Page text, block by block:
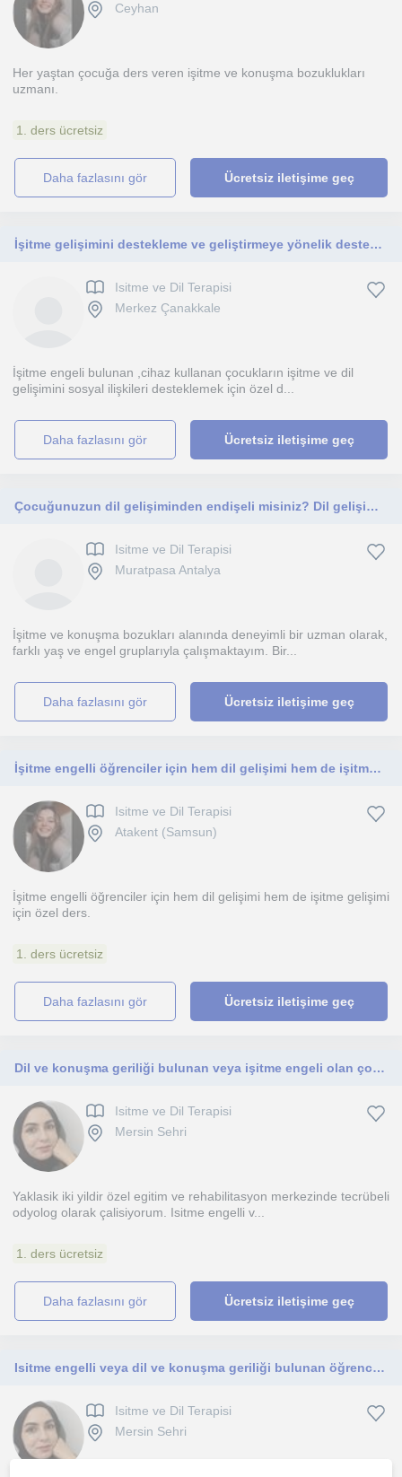
Ceyhan
Her yaştan çocuğa ders veren işitme ve konuşma bozuklukları
uzmanı.
1. ders ücretsiz
daha fazlasını gör Ücretsiz iletişime geç
İşitme gelişimini destekleme ve geliştirmeye yönelik destekleyici dersler
Isitme ve Dil Terapisi
Merkez Çanakkale
İşitme engeli bulunan ,cihaz kullanan çocukların işitme ve dil
gelişimini sosyal ilişkileri desteklemek için özel d...
daha fazlasını gör Ücretsiz iletişime geç
Çocuğunuzun dil gelişiminden endişeli misiniz? Dil gelişimi için uzman desteği sizinle
Isitme ve Dil Terapisi
Muratpasa Antalya
İşitme ve konuşma bozukları alanında deneyimli bir uzman olarak,
farklı yaş ve engel gruplarıyla çalışmaktayım. Bir...
daha fazlasını gör Ücretsiz iletişime geç
İşitme engelli öğrenciler için hem dil gelişimi hem de işitme gelişimi için özel ders
Isitme ve Dil Terapisi
Atakent (Samsun)
İşitme engelli öğrenciler için hem dil gelişimi hem de işitme gelişimi
için özel ders.
1. ders ücretsiz
daha fazlasını gör Ücretsiz iletişime geç
Dil ve konuşma geriliği bulunan veya işitme engeli olan çocuklara bireysel terapi dersleri veriyorum
Isitme ve Dil Terapisi
Mersin Sehri
Yaklasik iki yildir özel egitim ve rehabilitasyon merkezinde tecrübeli
odyolog olarak çalisiyorum. Isitme engelli v...
1. ders ücretsiz
daha fazlasını gör Ücretsiz iletişime geç
Isitme engelli veya dil ve konuşma geriliği bulunan öğrencilere bireysel terapi dersi veriyorum
Isitme ve Dil Terapisi
Mersin Sehri